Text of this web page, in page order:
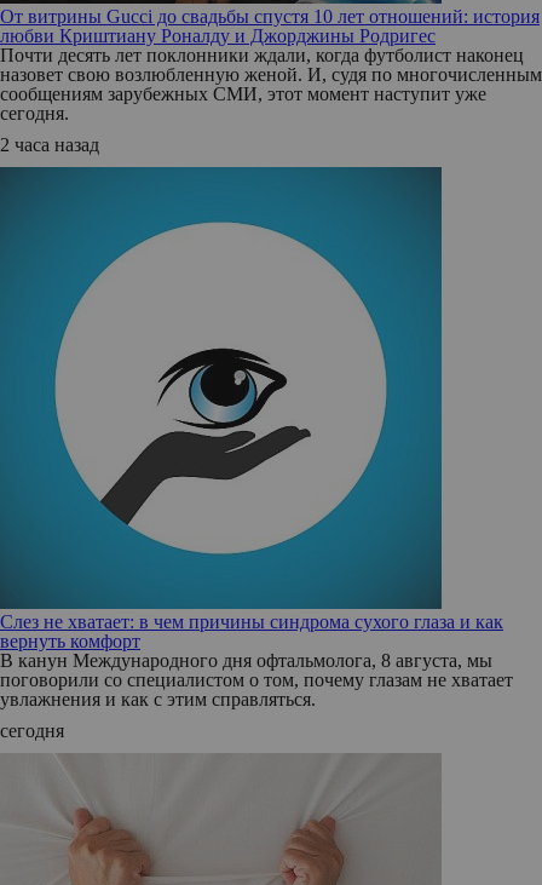
От витрины Gucci до свадьбы спустя 10 лет отношений: история
любви Криштиану Роналду и Джорджины Родригес
Почти десять лет поклонники ждали, когда футболист наконец
назовет свою возлюбленную женой. И, судя по многочисленным
сообщениям зарубежных СМИ, этот момент наступит уже
сегодня.
2 часа назад
Слез не хватает: в чем причины синдрома сухого глаза и как
вернуть комфорт
В канун Международного дня офтальмолога, 8 августа, мы
поговорили со специалистом о том, почему глазам не хватает
увлажнения и как с этим справляться.
сегодня